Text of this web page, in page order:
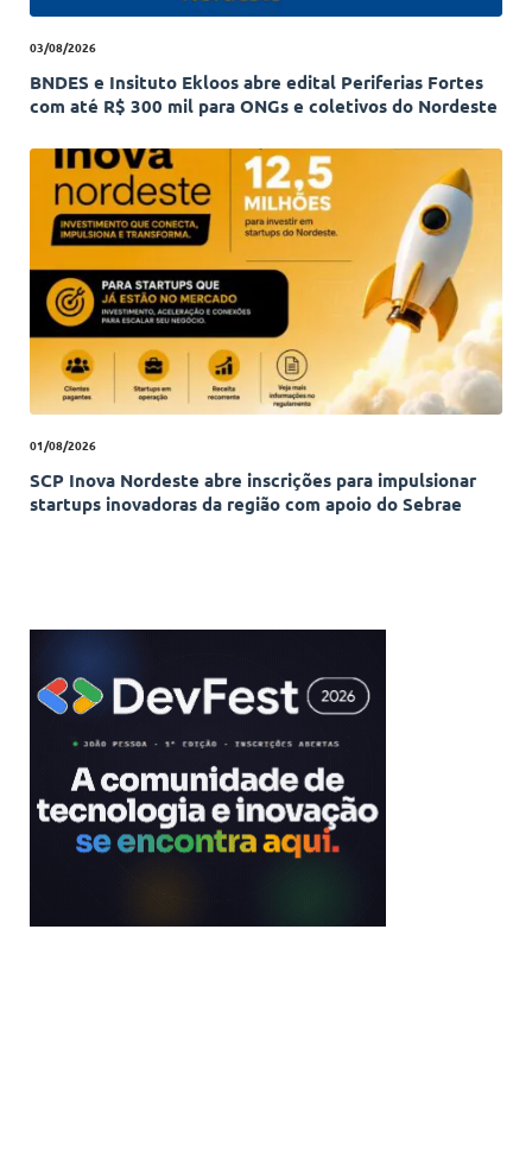
03/08/2026
BNDES e Insituto Ekloos abre edital Periferias Fortes
com até R$ 300 mil para ONGs e coletivos do Nordeste
01/08/2026
SCP Inova Nordeste abre inscrições para impulsionar
startups inovadoras da região com apoio do Sebrae